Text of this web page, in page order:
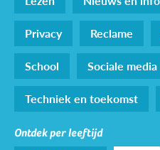
Privacy
Reclame
School
Sociale media
Techniek en toekomst
Ontdek per leeftijd